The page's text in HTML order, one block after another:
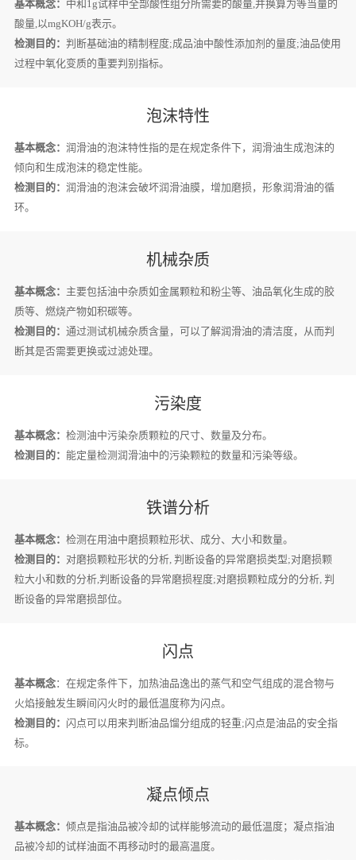
基本概念： 中和1g试样中全部酸性组分所需要的酸量,并换算为等当量的
酸量,以mgKOH/g表示。
检测目的： 判断基础油的精制程度;成品油中酸性添加剂的量度;油品使用
过程中氧化变质的重要判别指标。
泡沫特性
基本概念： 润滑油的泡沫特性指的是在规定条件下，润滑油生成泡沫的
倾向和生成泡沫的稳定性能。
检测目的： 润滑油的泡沫会破坏润滑油膜，增加磨损，形象润滑油的循
环。
机械杂质
基本概念： 主要包括油中杂质如金属颗粒和粉尘等、油品氧化生成的胶
质等、燃烧产物如积碳等。
检测目的： 通过测试机械杂质含量，可以了解润滑油的清洁度，从而判
断其是否需要更换或过滤处理。
污染度
基本概念： 检测油中污染杂质颗粒的尺寸、数量及分布。
检测目的： 能定量检测润滑油中的污染颗粒的数量和污染等级。
铁谱分析
基本概念： 检测在用油中磨损颗粒形状、成分、大小和数量。
检测目的： 对磨损颗粒形状的分析, 判断设备的异常磨损类型;对磨损颗
粒大小和数的分析,判断设备的异常磨损程度;对磨损颗粒成分的分析, 判
断设备的异常磨损部位。
闪点
基本概念：在规定条件下，加热油品逸出的蒸气和空气组成的混合物与
火焰接触发生瞬间闪火时的最低温度称为闪点。
检测目的： 闪点可以用来判断油品馏分组成的轻重;闪点是油品的安全指
标。
凝点倾点
基本概念： 倾点是指油品被冷却的试样能够流动的最低温度；凝点指油
品被冷却的试样油面不再移动时的最高温度。